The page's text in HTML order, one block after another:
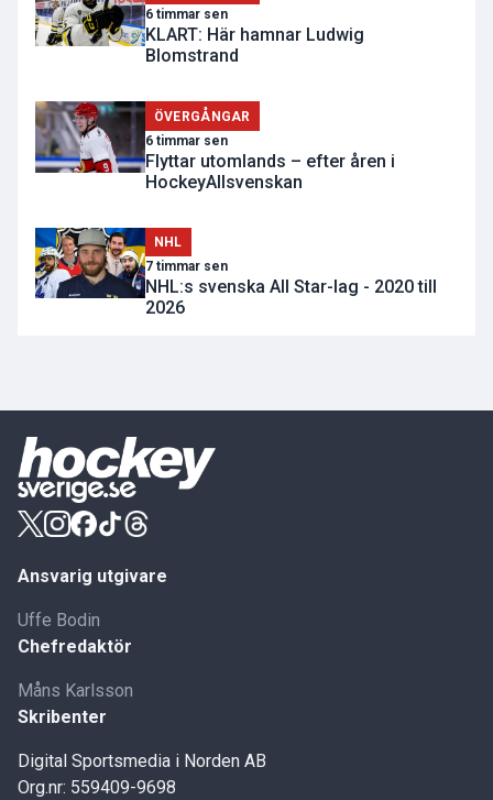
6 timmar sen
KLART: Här hamnar Ludwig
Blomstrand
ÖVERGÅNGAR
6 timmar sen
Flyttar utomlands – efter åren i
HockeyAllsvenskan
NHL
7 timmar sen
NHL:s svenska All Star-lag - 2020 till
2026
Ansvarig utgivare
Uffe Bodin
Chefredaktör
Måns Karlsson
Skribenter
Digital Sportsmedia i Norden AB
Org.nr: 559409-9698